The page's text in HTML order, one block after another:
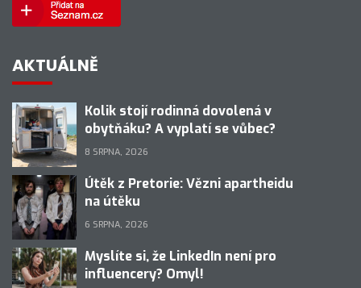
AKTUÁLNĚ
Kolik stojí rodinná dovolená v
obytňáku? A vyplatí se vůbec?
8 SRPNA, 2026
Útěk z Pretorie: Vězni apartheidu
na útěku
6 SRPNA, 2026
Myslíte si, že LinkedIn není pro
influencery? Omyl!